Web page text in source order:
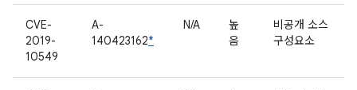
CVE-
2019-
10549
A-
140423162*
N/A
높
음
비공개 소스
구성요소